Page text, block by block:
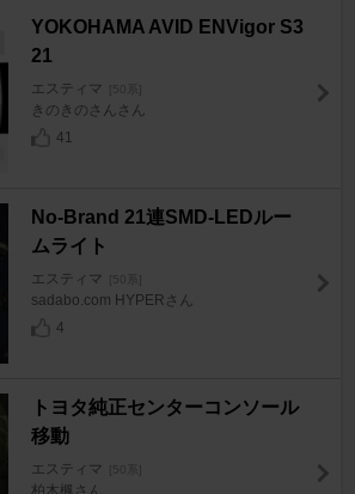
YOKOHAMA AVID ENVigor S3
21
エスティマ [50系]
きのきのさんさん
41
No-Brand 21連SMD-LEDルー
ムライト
エスティマ [50系]
sadabo.com HYPERさん
4
トヨタ純正センターコンソール
移動
エスティマ [50系]
柏木楓さん